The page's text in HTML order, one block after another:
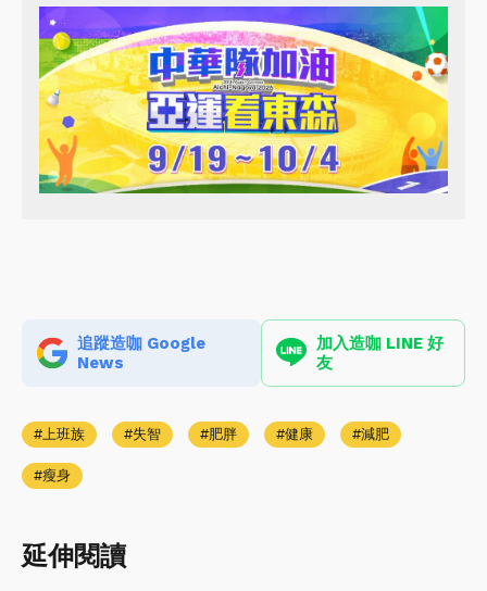
追蹤造咖 Google
News
加入造咖 LINE 好
友
上班族 失智 肥胖 健康 減肥
瘦身
延伸閱讀